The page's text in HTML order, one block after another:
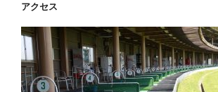
アクセス